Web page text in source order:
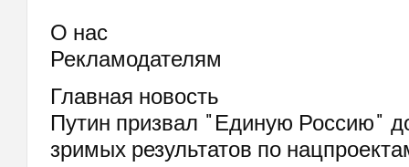
О нас
Рекламодателям
Главная новость
Путин призвал "Единую Россию"
зримых результатов по